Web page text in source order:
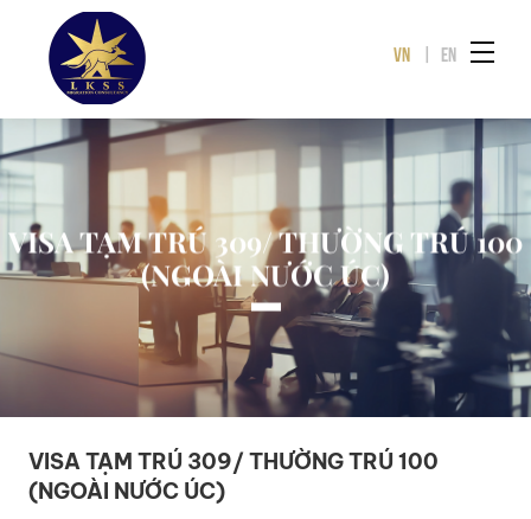
VN | EN
VISA TẠM TRÚ 309/ THƯỜNG TRÚ 100
(NGOÀI NƯỚC ÚC)
VISA TẠM TRÚ 309/ THƯỜNG TRÚ 100
(NGOÀI NƯỚC ÚC)